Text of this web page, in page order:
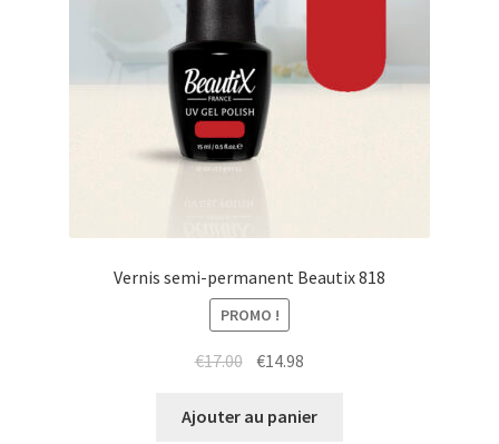
Vernis semi-permanent Beautix 818
PROMO !
€17.00 Le
initial
€14.98
actuel
Ajouter au panier